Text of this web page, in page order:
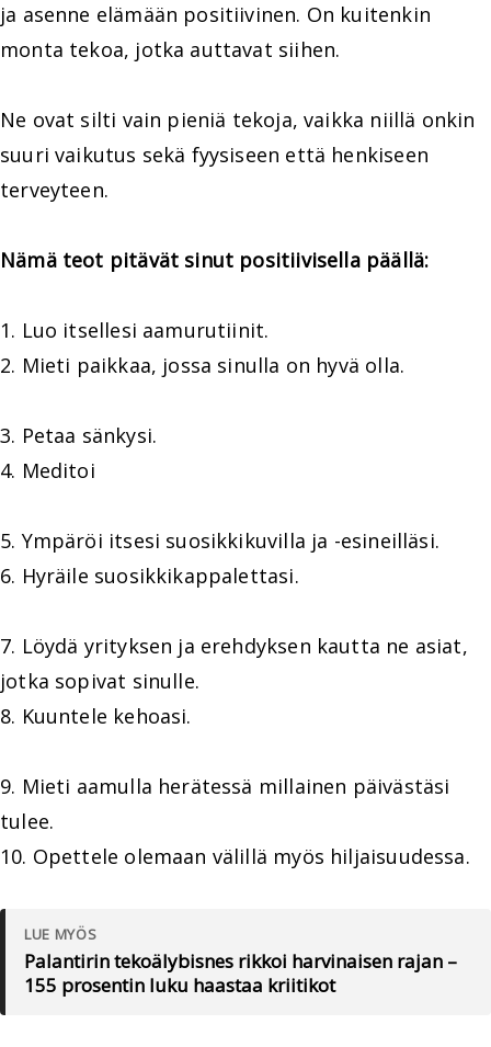
ja asenne elämään positiivinen. On kuitenkin
monta tekoa, jotka auttavat siihen.
Ne ovat silti vain pieniä tekoja, vaikka niillä onkin
suuri vaikutus sekä fyysiseen että henkiseen
terveyteen.
Nämä teot pitävät sinut positiivisella päällä:
1. Luo itsellesi aamurutiinit.
2. Mieti paikkaa, jossa sinulla on hyvä olla.
3. Petaa sänkysi.
4. Meditoi
5. Ympäröi itsesi suosikkikuvilla ja -esineilläsi.
6. Hyräile suosikkikappalettasi.
7. Löydä yrityksen ja erehdyksen kautta ne asiat,
jotka sopivat sinulle.
8. Kuuntele kehoasi.
9. Mieti aamulla herätessä millainen päivästäsi
tulee.
10. Opettele olemaan välillä myös hiljaisuudessa.
LUE MYÖS
Palantirin tekoälybisnes rikkoi harvinaisen rajan –
155 prosentin luku haastaa kriitikot